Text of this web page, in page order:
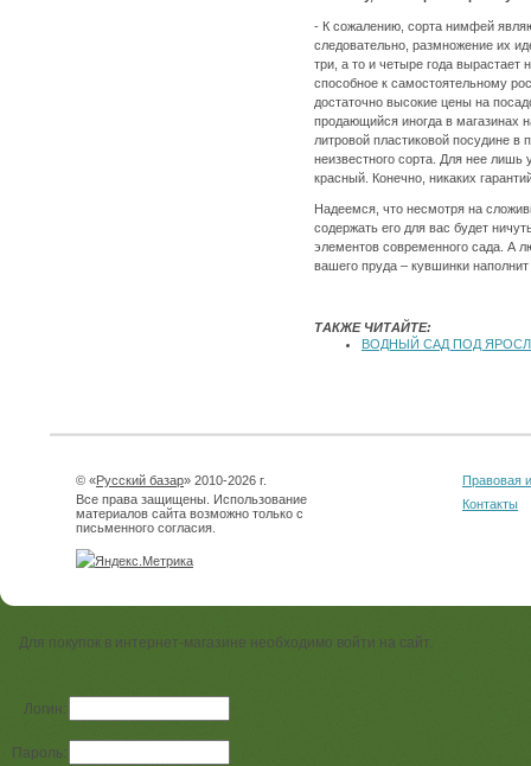
- К сожалению, сорта нимфей
следовательно, размножение их
три, а то и четыре года вырастает
способное к самостоятельному
достаточно высокие цены на
продающийся иногда в магазинах
литровой пластиковой посудине
неизвестного сорта. Для нее лишь
красный. Конечно, никаких
Надеемся, что несмотря на
содержать его для вас будет
элементов современного сада. А
вашего пруда – кувшинки
ТАКЖЕ ЧИТАЙТЕ:
ВОДНЫЙ САД ПОД
© «Русский базар» 2010-2026 г.
Все права защищены. Использование
материалов сайта возможно только с
письменного согласия.
Правовая
Контакты
Для покупок в интернет-магазине необходимо войти на сайт.
Логин:
Пароль: